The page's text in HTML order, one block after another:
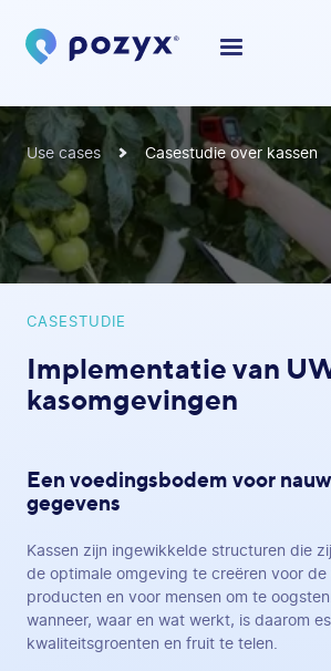
Use cases Casestudie over kassen
CASESTUDIE
Implementatie van
kasomgevingen
Een voedingsbodem voor
gegevens
Kassen zijn ingewikkelde structuren die
de optimale omgeving te creëren voor de
producten en voor mensen om te
wanneer, waar en wat werkt, is daarom
kwaliteitsgroenten en fruit te telen.